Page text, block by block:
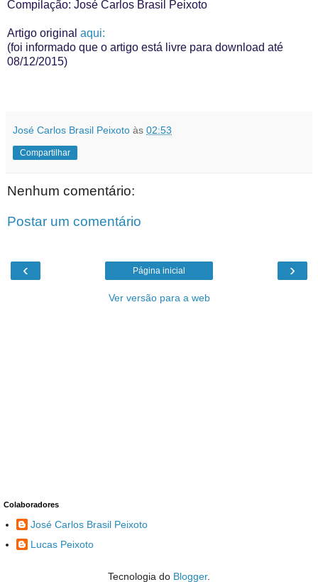
Compilação: José Carlos Brasil Peixoto
Artigo original aqui:
(foi informado que o artigo está livre para download até
08/12/2015)
José Carlos Brasil Peixoto às 02:53
Compartilhar
Nenhum comentário:
Postar um comentário
‹ ›
Página inicial
Ver versão para a web
Colaboradores
José Carlos Brasil Peixoto
Lucas Peixoto
Tecnologia do Blogger.